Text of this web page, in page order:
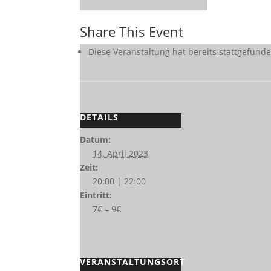
Share This Event
Diese Veranstaltung hat bereits
DETAILS
Datum:
14. April 2023
Zeit:
20:00 | 22:00
Eintritt:
7€ – 9€
VERANSTALTUNGSORT